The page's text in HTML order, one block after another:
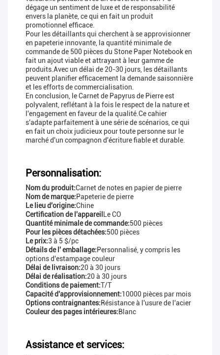
dégage un sentiment de luxe et de responsabilité
envers la planète, ce qui en fait un produit
promotionnel efficace.
Pour les détaillants qui cherchent à se approvisionner
en papeterie innovante, la quantité minimale de
commande de 500 pièces du Stone Paper Notebook en
fait un ajout viable et attrayant à leur gamme de
produits.Avec un délai de 20-30 jours, les détaillants
peuvent planifier efficacement la demande saisonnière
et les efforts de commercialisation.
En conclusion, le Carnet de Papyrus de Pierre est
polyvalent, reflétant à la fois le respect de la nature et
l'engagement en faveur de la qualité.Ce cahier
s'adapte parfaitement à une série de scénarios, ce qui
en fait un choix judicieux pour toute personne sur le
marché d'un compagnon d'écriture fiable et durable.
Personnalisation:
Nom du produit:Carnet de notes en papier de pierre
Nom de marque:Papeterie de pierre
Le lieu d'origine:Chine
Certification de l'appareil Le CO
Quantité minimale de commande:500 pièces
Pour les pièces détachées:500 pièces
Le prix:3 à 5 $/pc
Détails de l' emballage:Personnalisé, y compris les
options d'estampage couleur
Délai de livraison:20 à 30 jours
Délai de réalisation:20 à 30 jours
Conditions de paiement:T/T
Capacité d'approvisionnement:10000 pièces par mois
Options contraignantes:Résistance à l'usure de l'acier
Couleur des pages intérieures:Blanc
Assistance et services: